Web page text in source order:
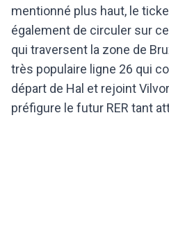
mentionné plus haut, le
également de circuler sur
qui traversent la zone de
très populaire ligne 26 qui
départ de Hal et rejoint
préfigure le futur RER tant